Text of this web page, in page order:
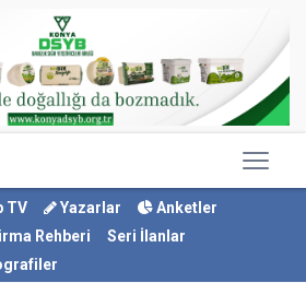
TV Yazarlar
Anketler
Rehberi
Seri İlanlar